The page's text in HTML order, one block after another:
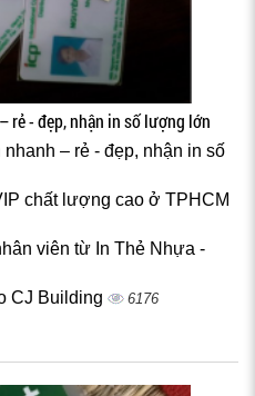
rẻ - đẹp, nhận in số lượng lớn
– rẻ - đẹp, nhận in số
chất lượng cao ở TPHCM
viên từ In Thẻ Nhựa -
CJ Building 6176